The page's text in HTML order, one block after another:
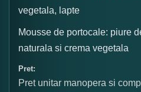
vegetala, lapte
Mousse de portocale: piure
naturala si crema vegetala
Pret:
Pret unitar manopera si